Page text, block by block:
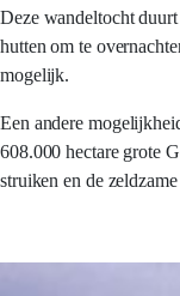
Deze wandeltocht
hutten om te
mogelijk.
Een andere
608.000 hectare grote
struiken en de